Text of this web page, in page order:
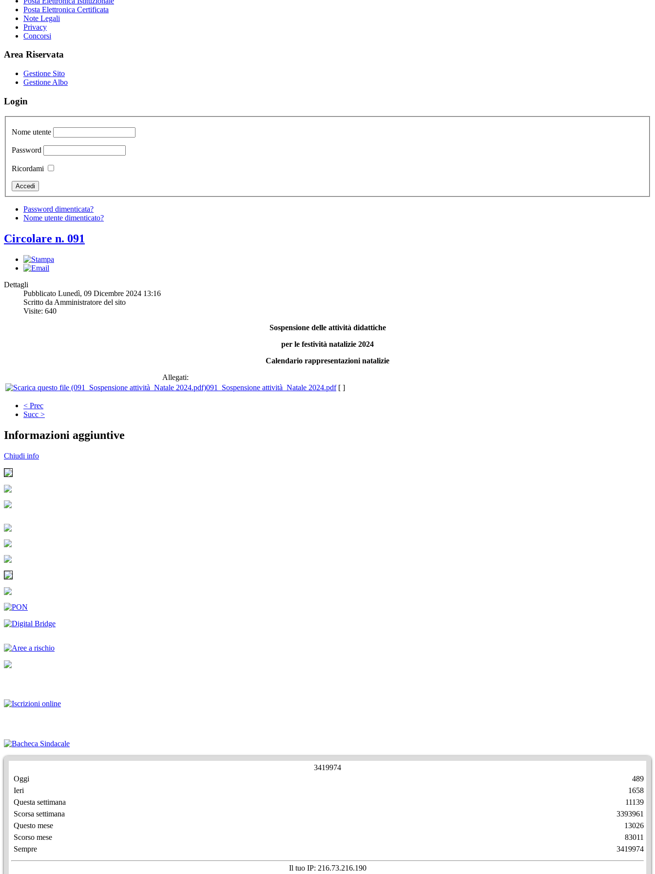
Posta Elettronica Certificata
Note Legali
Privacy
Concorsi
Area Riservata
Gestione Sito
Gestione Albo
Login
Nome utente
Password
Ricordami
Password dimenticata?
Nome utente dimenticato?
Circolare n. 091
Dettagli
Pubblicato Lunedì, 09 Dicembre 2024 13:16
Scritto da Amministratore del sito
Visite: 640
Sospensione delle attività didattiche
per le festività natalizie 2024
Calendario rappresentazioni natalizie
Allegati:
091_Sospensione attività_Natale 2024.pdf [ ]
< Prec
Succ >
Informazioni aggiuntive
Chiudi info
3419974
Oggi
Ieri
Questa settimana
Scorsa settimana
Questo mese
Scorso mese
Sempre
489
1658
11139
3393961
13026
83011
3419974
Il tuo IP: 216.73.216.190